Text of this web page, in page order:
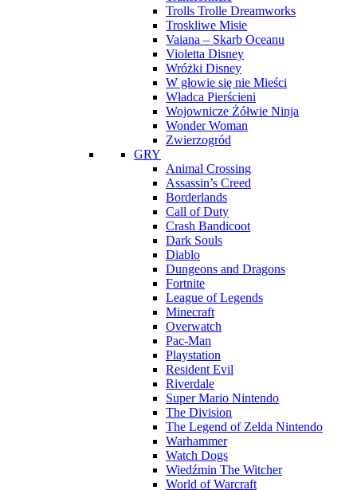
Trolls Trolle Dreamworks
Troskliwe Misie
Vaiana – Skarb Oceanu
Violetta Disney
Wróżki Disney
W głowie się nie Mieści
Władca Pierścieni
Wojownicze Żółwie Ninja
Wonder Woman
Zwierzogród
GRY
Animal Crossing
Assassin’s Creed
Borderlands
Call of Duty
Crash Bandicoot
Dark Souls
Diablo
Dungeons and Dragons
Fortnite
League of Legends
Minecraft
Overwatch
Pac-Man
Playstation
Resident Evil
Riverdale
Super Mario Nintendo
The Division
The Legend of Zelda Nintendo
Warhammer
Watch Dogs
Wiedźmin The Witcher
World of Warcraft